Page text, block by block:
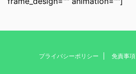
プライバシーポリシー 免責事項